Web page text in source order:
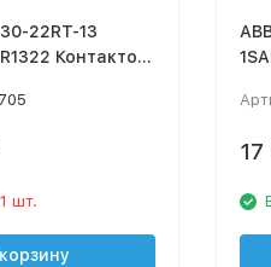
22RT-13
Контактор
шт.
17